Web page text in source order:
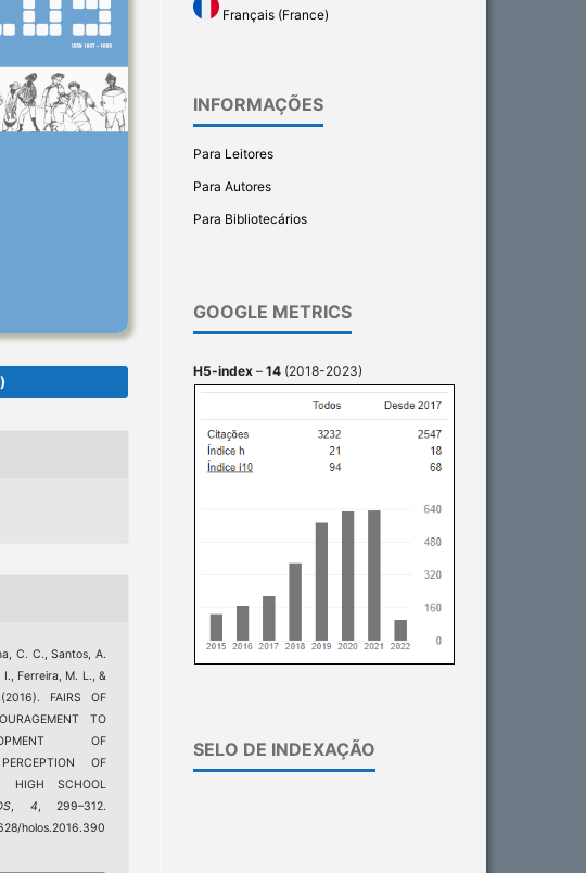
C. C., Santos, A.
Ferreira, M. L., &
FAIRS OF
TO
OF
OF
HIGH SCHOOL
4 , 299–312.
holos.2016.390
Français (France)
INFORMAÇÕES
Para Leitores
Para Autores
Para Bibliotecários
GOOGLE METRICS
H5-index – 14 (2018-2023)
SELO DE INDEXAÇÃO